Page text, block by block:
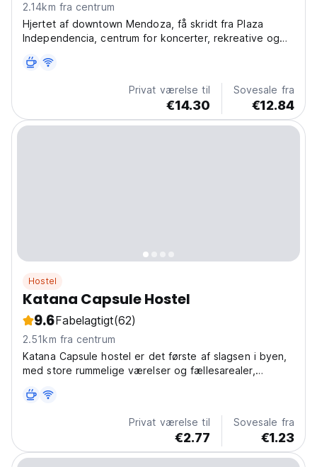
2.14km fra centrum
Hjertet af downtown Mendoza, få skridt fra Plaza
Independencia, centrum for koncerter, rekreative og
uforlignelig atmosfære og rigelig plads.
Privat værelse til
€14.30
Sovesale fra
€12.84
Hostel
Katana Capsule Hostel
9.6Fabelagtigt(62)
2.51km fra centrum
Katana Capsule hostel er det første af slagsen i byen,
med store rummelige værelser og fællesarealer,
Privat værelse til
€2.77
Sovesale fra
€1.23